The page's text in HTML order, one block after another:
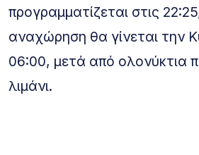
προγραμματίζεται στις
αναχώρηση θα γίνεται την
06:00, μετά από ολονύκτια
λιμάνι.